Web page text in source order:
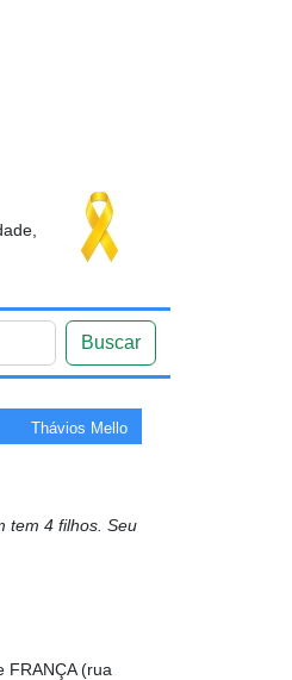
Buscar
Thávios Mello
tem 4 filhos. Seu
FRANÇA (rua